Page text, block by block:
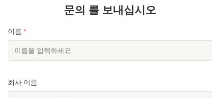
문의 를 보내십시오
이름 *
회사 이름